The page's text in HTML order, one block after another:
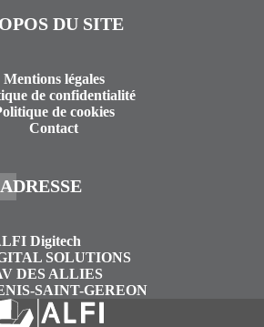
DU SITE
Mentions légales
de confidentialité
de cookies
Contact
ADRESSE
Digitech
SOLUTIONS
DES ALLIES
SAINT-GEREON